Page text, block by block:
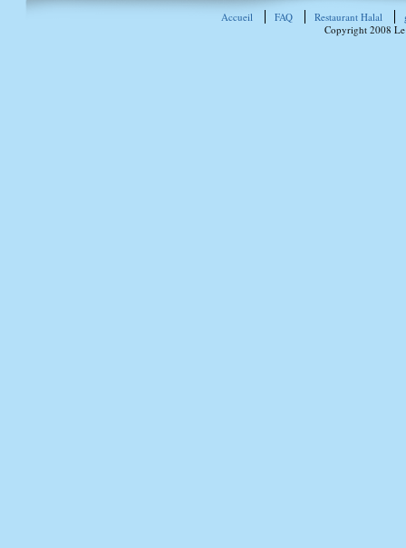
Accueil FAQ Restaurant Halal
Copyright 2008